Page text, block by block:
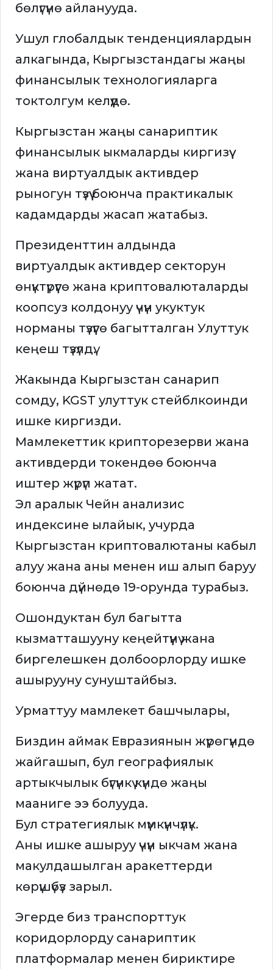
бөлүгүнө айланууда.
Ушул глобалдык тенденциялардын
алкагында, Кыргызстандагы жаңы
финансылык технологияларга
токтолгум келүүдө.
Кыргызстан жаңы санариптик
финансылык ыкмаларды киргизүү
жана виртуалдык активдер
рыногун түзүү боюнча практикалык
кадамдарды жасап жатабыз.
Президенттин алдында
виртуалдык активдер секторун
өнүктүрүүгө жана криптовалюталарды
коопсуз колдонуу үчүн укуктук
норманы түзүүгө багытталган Улуттук
кеңеш түзүлдү.
Жакында Кыргызстан санарип
сомду, KGST улуттук стейблкоинди
ишке киргизди.
Мамлекеттик крипторезерви жана
активдерди токендөө боюнча
иштер жүрүп жатат.
Эл аралык Чейн анализис
индексине ылайык, учурда
Кыргызстан криптовалютаны кабыл
алуу жана аны менен иш алып баруу
боюнча дүйнөдө 19-орунда турабыз.
Ошондуктан бул багытта
кызматташууну кеңейтүүнү жана
биргелешкен долбоорлорду ишке
ашырууну сунуштайбыз.
Урматтуу мамлекет башчылары,
Биздин аймак Евразиянын жүрөгүндө
жайгашып, бул географиялык
артыкчылык бүгүнкү күндө жаңы
мааниге ээ болууда.
Бул стратегиялык мүмкүнчүлүк.
Аны ишке ашыруу үчүн ыкчам жана
макулдашылган аракеттерди
көрүшүбүз зарыл.
Эгерде биз транспорттук
коридорлорду санариптик
платформалар менен бириктире